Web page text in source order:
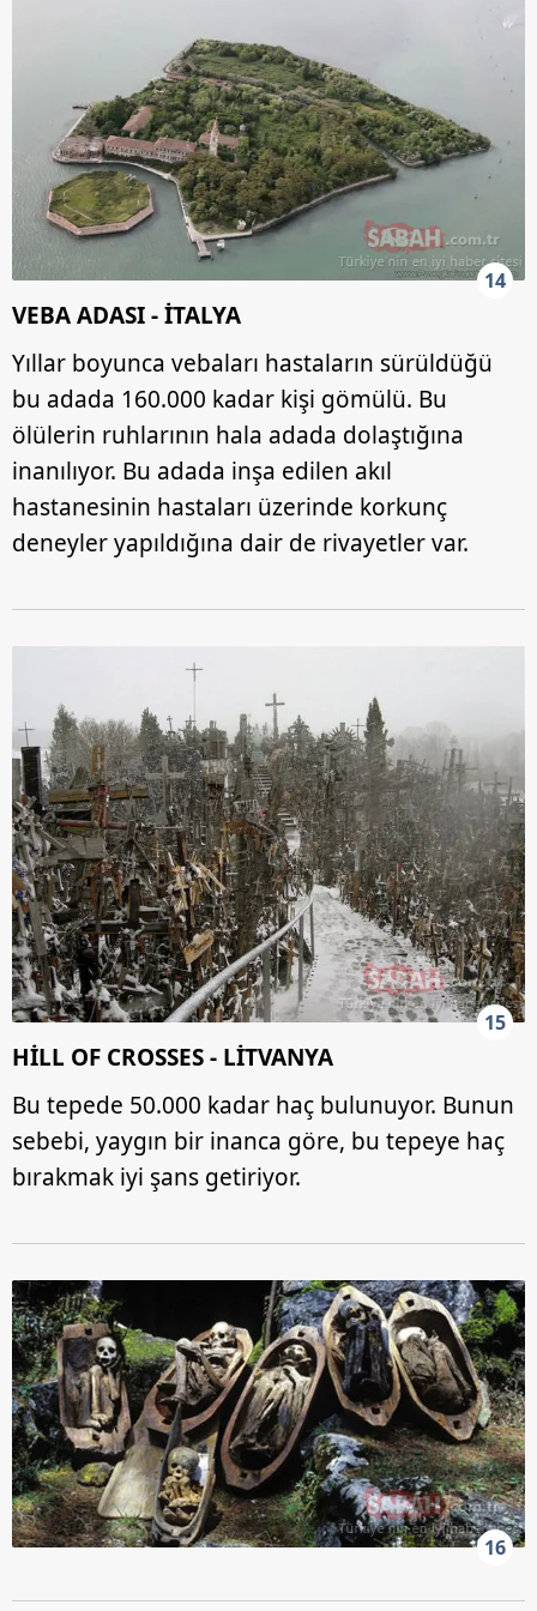
14
VEBA ADASI - İTALYA
Yıllar boyunca vebaları hastaların sürüldüğü
bu adada 160.000 kadar kişi gömülü. Bu
ölülerin ruhlarının hala adada dolaştığına
inanılıyor. Bu adada inşa edilen akıl
hastanesinin hastaları üzerinde korkunç
deneyler yapıldığına dair de rivayetler var.
15
HİLL OF CROSSES - LİTVANYA
Bu tepede 50.000 kadar haç bulunuyor. Bunun
sebebi, yaygın bir inanca göre, bu tepeye haç
bırakmak iyi şans getiriyor.
16